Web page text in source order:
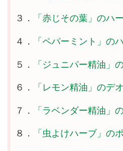
３． 「赤じその葉」のハ
４． 「ペパーミント」の
５． 「ジュニパー精油」
６． 「レモン精油」のデ
７． 「ラベンダー精油」
８． 「虫よけハーブ」の